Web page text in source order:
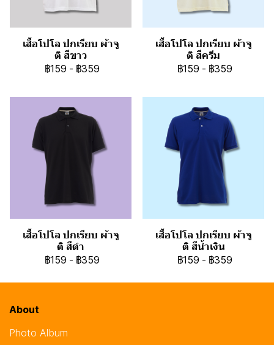
เสื้อโปโล ปกเรียบ ผ้าจู
ติ สีขาว
฿159 - ฿359
เสื้อโปโล ปกเรียบ ผ้าจู
ติ สีครีม
฿159 - ฿359
เสื้อโปโล ปกเรียบ ผ้าจู
ติ สีดำ
฿159 - ฿359
เสื้อโปโล ปกเรียบ ผ้าจู
ติ สีน้ำเงิน
฿159 - ฿359
About
Photo Album